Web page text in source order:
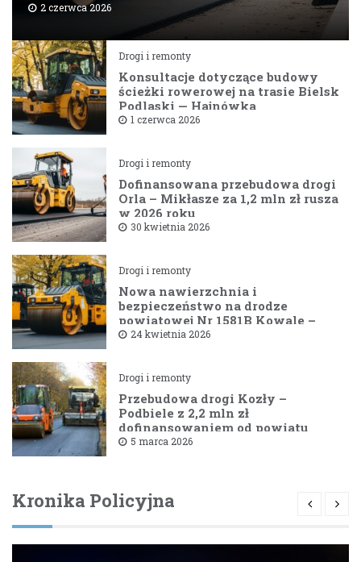
2 czerwca 2026
Drogi i remonty
Konsultacje dotyczące budowy
ścieżki rowerowej na trasie Bielsk
Podlaski — Hajnówka
1 czerwca 2026
Drogi i remonty
Dofinansowana przebudowa drogi
Orla – Mikłasze za 1,2 mln zł rusza
w 2026 roku
30 kwietnia 2026
Drogi i remonty
Nowa nawierzchnia i
bezpieczeństwo na drodze
powiatowej Nr 1581B Kowale –
Filipy
24 kwietnia 2026
Drogi i remonty
Przebudowa drogi Kozły –
Podbiele z 2,2 mln zł
dofinansowaniem od powiatu
bielskiego
5 marca 2026
Kronika Policyjna